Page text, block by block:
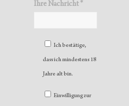
Ihre Nachricht *
Ich bestätige,
dass ich mindestens 18
Jahre alt bin.
Einwilligung zur